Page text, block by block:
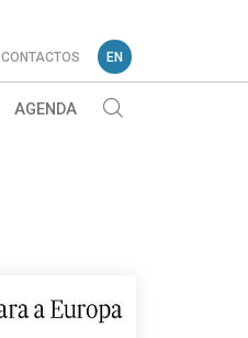
CONTACTOS EN
AGENDA